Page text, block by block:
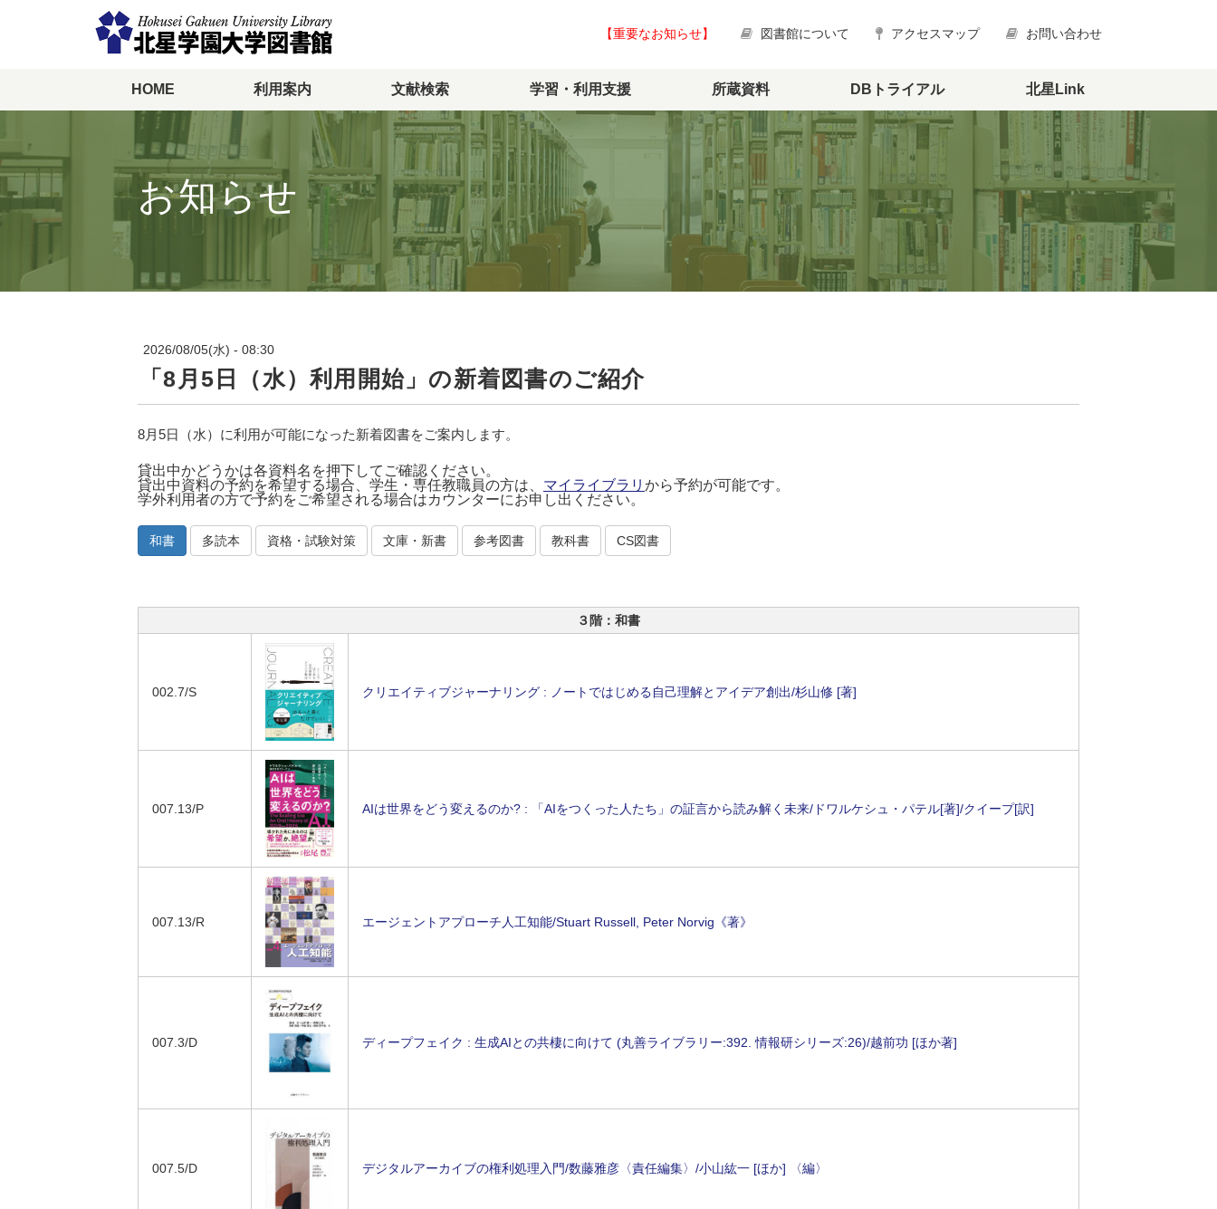
コ
ン
テ
ツ
【重要なお知らせ】 図書館について アクセスマップ お問い合わせ
HOME 利用案内 文献検索 学習・利用支援 所蔵資料 DBトライアル 北星Link
お知らせ
2026/08/05(水) - 08:30
「8月5日（水）利用開始」の新着図書のご紹介
8月5日（水）に利用が可能になった新着図書をご案内します。
貸出中かどうかは各資料名を押下してご確認ください。
貸出中資料の予約を希望する場合、学生・専任教職員の方は、 マイライブラリ から予約が可能です。
学外利用者の方で予約をご希望される場合はカウンターにお申し出ください。
和書 多読本 資格・試験対策 文庫・新書 参考図書 教科書 CS図書
３階：和書
002.7/S クリエイティブジャーナリング : ノートではじめる自己理解とアイデア創出/杉山修 [著]
007.13/P AIは世界をどう変えるのか? : 「AIをつくった人たち」の証言から読み解く未来/ドワルケシュ・パテル[著]/クイープ[訳]
007.13/R エージェントアプローチ人工知能/Stuart Russell, Peter Norvig《著》
007.3/D ディープフェイク : 生成AIとの共棲に向けて (丸善ライブラリー:392. 情報研シリーズ:26)/越前功 [ほか著]
007.5/D デジタルアーカイブの権利処理入門/数藤雅彦〈責任編集〉/小山紘一 [ほか] 〈編〉